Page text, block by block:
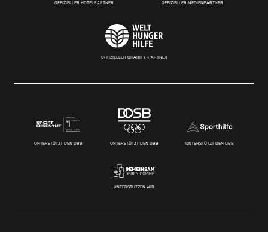
OFFIZIELLER HOTELPARTNER OFFIZIELLER MEDIENPARTNER
OFFIZIELLER CHARITY-PARTNER
UNTERSTÜTZT DEN DBB UNTERSTÜTZT DEN DBB UNTERSTÜTZT DEN DBB
UNTERSTÜTZEN WIR